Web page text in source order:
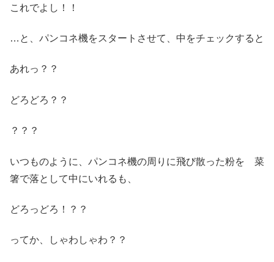
これでよし！！
…と、パンコネ機をスタートさせて、中をチェックすると
あれっ？？
どろどろ？？
？？？
いつものように、パンコネ機の周りに飛び散った粉を 菜
箸で落として中にいれるも、
どろっどろ！？？
ってか、しゃわしゃわ？？